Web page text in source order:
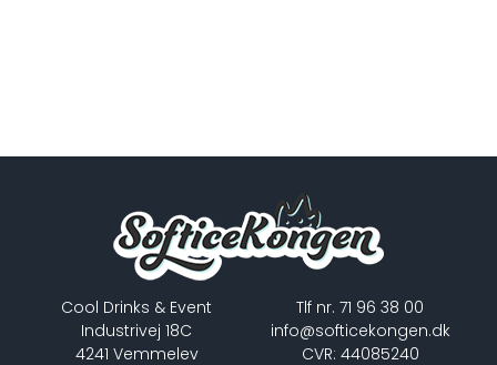
Cool Drinks & Event
Industrivej 18C
4241 Vemmelev
Tlf nr. 71 96 38 00
info@softicekongen.dk
CVR: 44085240